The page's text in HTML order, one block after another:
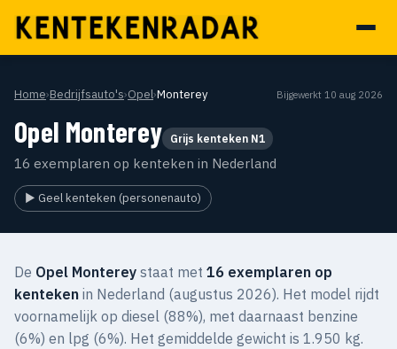
Home›Bedrijfsauto's›Opel›Monterey Bijgewerkt 10 aug 2026
Opel Monterey Grijs kenteken N1
16 exemplaren op kenteken in Nederland
▶ Geel kenteken (personenauto)
De Opel Monterey staat met 16 exemplaren op
kenteken in Nederland (augustus 2026). Het model rijdt
voornamelijk op diesel (88%), met daarnaast benzine
(6%) en lpg (6%). Het gemiddelde gewicht is 1.950 kg.